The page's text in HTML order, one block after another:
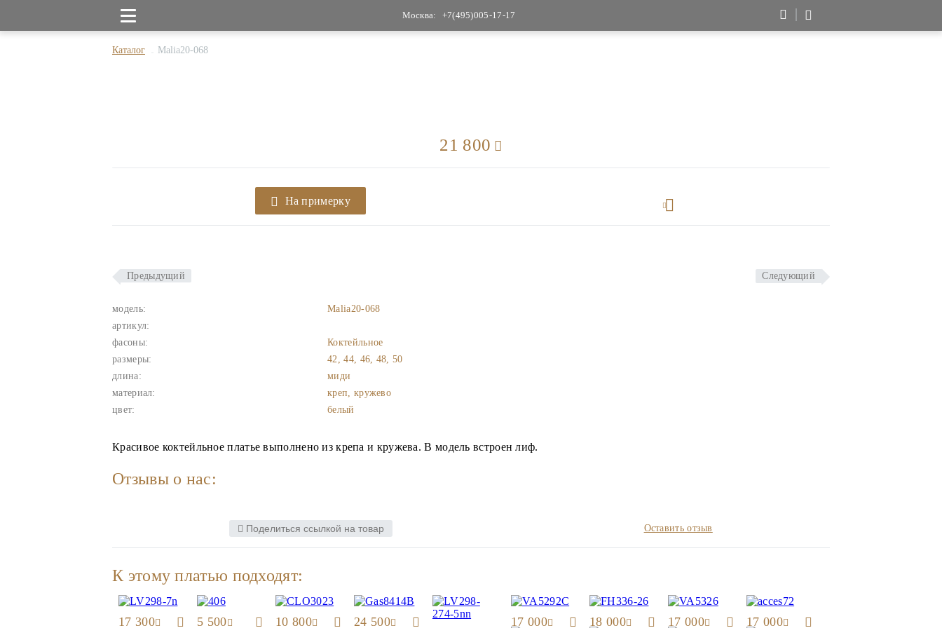
Москва: +7(495)005-17-17
Каталог Malia20-068
21 800
На примерку
Предыдущий Следующий
модель:
Malia20-068
артикул:
фасоны:
Коктейльное
размеры:
42, 44, 46, 48, 50
длина:
миди
материал:
креп, кружево
цвет:
белый
Красивое коктейльное платье выполнено из крепа и кружева. В модель встроен лиф.
Отзывы о нас:
Поделиться ссылкой на товар Оставить отзыв
К этому платью подходят:
17 300 5 500 10 800
24 500
17 000 18 000 17 000 17 000